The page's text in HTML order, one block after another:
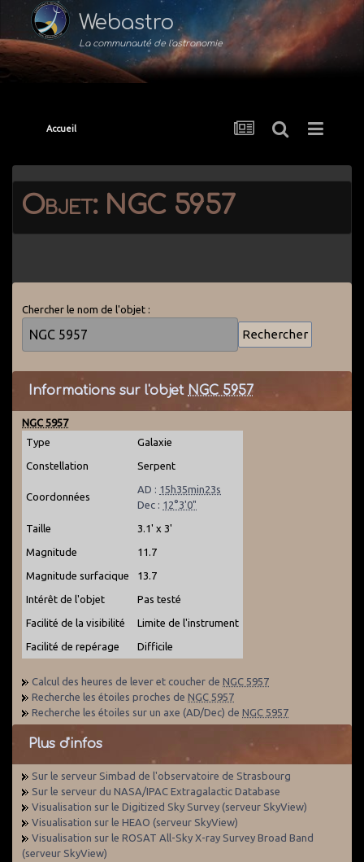
Webastro
La communauté de l'astronomie
Accueil
Objet: NGC 5957
Chercher le nom de l'objet :
Informations sur l'objet NGC 5957
NGC 5957
Type
Galaxie
Constellation Serpent
Coordonnées
AD : 15h35min23s
Dec : 12°3'0"
Taille 3.1' x 3'
Magnitude 11.7
Magnitude surfacique 13.7
Intérêt de l'objet Pas testé
Facilité de la visibilité Limite de l'instrument
Facilité de repérage Difficile
Calcul des heures de lever et coucher de NGC 5957
Recherche les étoiles proches de NGC 5957
Recherche les étoiles sur un axe (AD/Dec) de NGC 5957
Plus d'infos
Sur le serveur Simbad de l'observatoire de Strasbourg
Sur le serveur du NASA/IPAC Extragalactic Database
Visualisation sur le Digitized Sky Survey (serveur SkyView)
Visualisation sur le HEAO (serveur SkyView)
Visualisation sur le ROSAT All-Sky X-ray Survey Broad Band
(serveur SkyView)